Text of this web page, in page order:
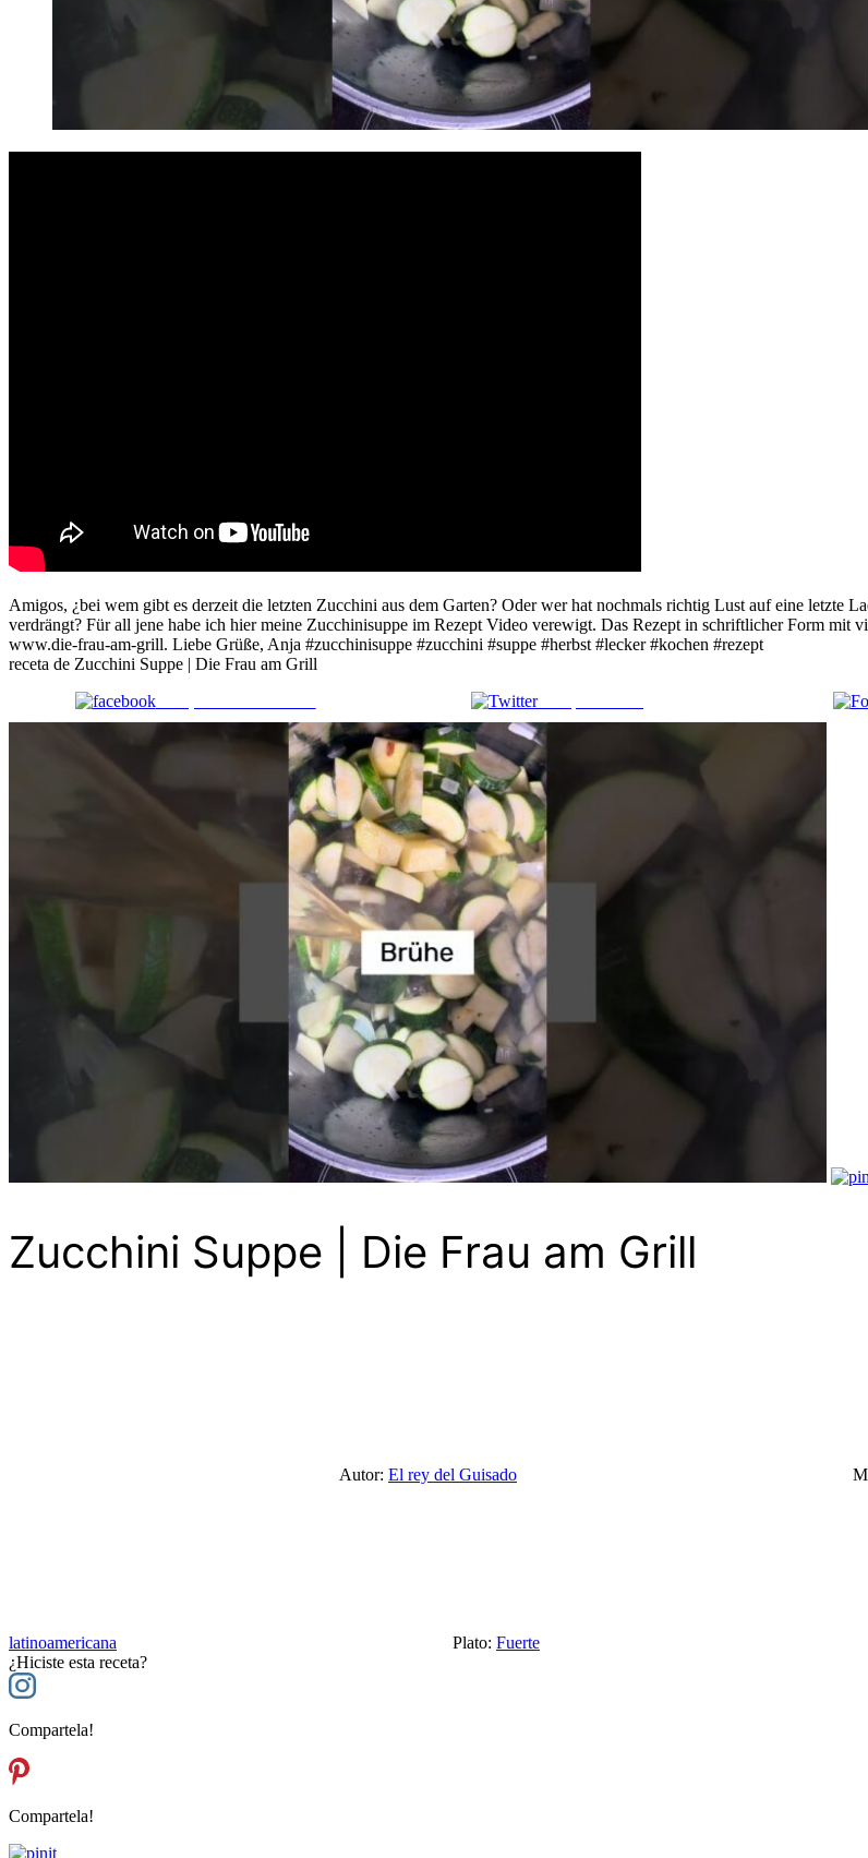
Amigos, ¿bei wem gibt es derzeit die letzten Zucchini aus dem Garten? Oder wer hat nochmals richtig Lust auf eine letzte
verdrängt? Für all jene habe ich hier meine Zucchinisuppe im Rezept Video verewigt. Das Rezept in schriftlicher Form mit
www.die-frau-am-grill. Liebe Grüße, Anja #zucchinisuppe #zucchini #suppe #herbst #lecker #kochen #rezept
receta de Zucchini Suppe | Die Frau am Grill
Comparte en Facebook
Comparte en X
Zucchini Suppe | Die Frau am Grill
Autor: El rey del Guisado
latinoamericana Plato: Fuerte
¿Hiciste esta receta?
Compartela!
Compartela!